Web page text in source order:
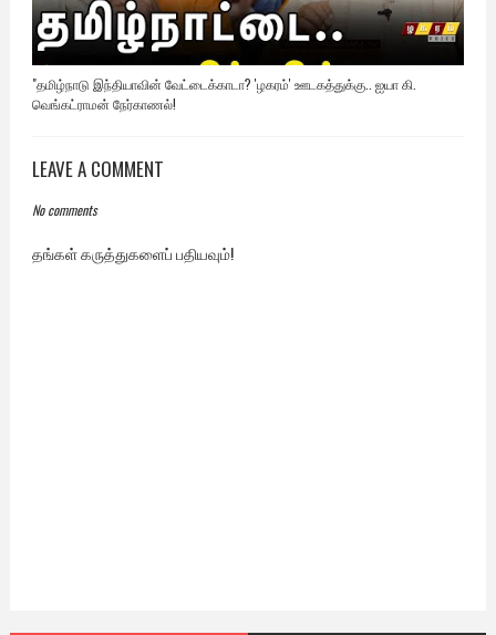
"தமிழ்நாடு இந்தியாவின் வேட்டைக்காடா? 'ழகரம்' ஊடகத்துக்கு.. ஐயா கி.
வெங்கட்ராமன் நேர்காணல்!
LEAVE A COMMENT
No comments
தங்கள் கருத்துகளைப் பதியவும்!